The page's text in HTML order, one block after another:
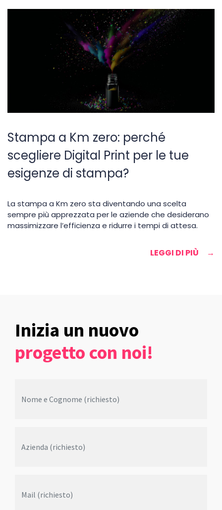
Stampa a Km zero: perché
scegliere Digital Print per le tue
esigenze di stampa?
La stampa a Km zero sta diventando una scelta
sempre più apprezzata per le aziende che desiderano
massimizzare l’efficienza e ridurre i tempi di attesa.
LEGGI DI PIÙ
Inizia un nuovo
progetto con noi!